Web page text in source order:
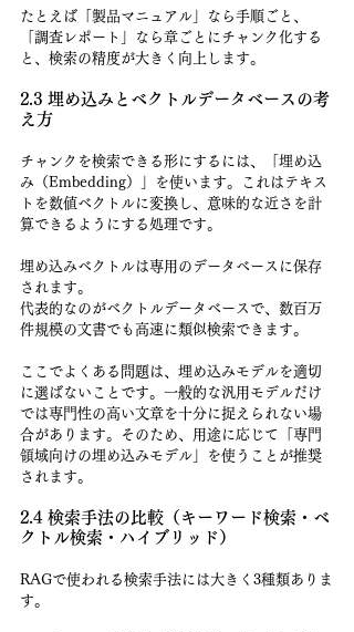
たとえば「製品マニュアル」なら手順ごと、
「調査レポート」なら章ごとにチャンク化する
と、検索の精度が大きく向上します。
2.3 埋め込みとベクトルデータベースの考
え方
チャンクを検索できる形にするには、「埋め込
み（Embedding）」を使います。これはテキス
トを数値ベクトルに変換し、意味的な近さを計
算できるようにする処理です。
埋め込みベクトルは専用のデータベースに保存
されます。
代表的なのがベクトルデータベースで、数百万
件規模の文書でも高速に類似検索できます。
ここでよくある問題は、埋め込みモデルを適切
に選ばないことです。一般的な汎用モデルだけ
では専門性の高い文章を十分に捉えられない場
合があります。そのため、用途に応じて「専門
領域向けの埋め込みモデル」を使うことが推奨
されます。
2.4 検索手法の比較（キーワード検索・ベ
クトル検索・ハイブリッド）
RAGで使われる検索手法には大きく3種類ありま
す。